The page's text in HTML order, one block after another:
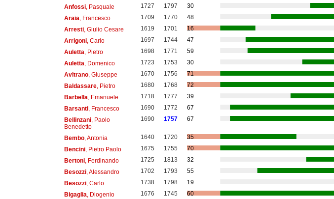
Anfossi, Pasquale 1727 1797
30
Araia, Francesco 1709 1770
48
Arresti, Giulio Cesare 1619 1701
16
Arrigoni, Carlo 1697 1744
47
Auletta, Pietro 1698 1771
59
Auletta, Domenico 1723 1753
30
Avitrano, Giuseppe 1670 1756
71
Baldassare, Pietro 1680 1768
72
Barbella, Emanuele 1718 1777
39
Barsanti, Francesco 1690 1772
67
Bellinzani, Paolo
Benedetto
1690 1757 67
Bembo, Antonia 1640 1720
35
Bencini, Pietro Paolo 1675 1755
70
Bertoni, Ferdinando 1725 1813
32
Besozzi, Alessandro 1702 1793
55
Besozzi, Carlo 1738 1798
19
Bigaglia, Diogenio 1676 1745
60